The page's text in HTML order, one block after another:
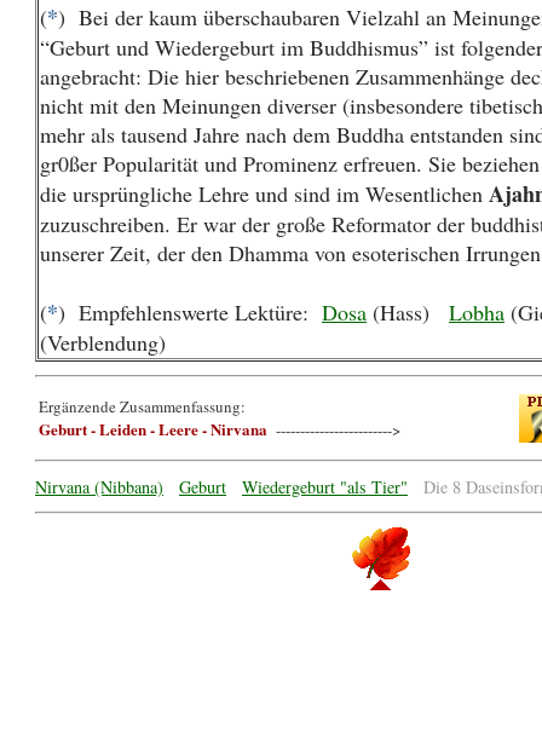
(*) Bei der kaum überschaubaren Vielzahl an
“Geburt und Wiedergeburt im Buddhismus” ist
angebracht: Die hier beschriebenen Zusammenhänge
nicht mit den Meinungen diverser (insbesondere
mehr als tausend Jahre nach dem Buddha entstanden
gr0ßer Popularität und Prominenz erfreuen. Sie
die ursprüngliche Lehre und sind im Wesentlichen
zuzuschreiben. Er war der große Reformator der
unserer Zeit, der den Dhamma von esoterischen
(*) Empfehlenswerte Lektüre: Dosa (Hass) Lobha
(Verblendung)
Ergänzende Zusammenfassung:
Geburt - Leiden - Leere - Nirvana ------------------------>
Nirvana (Nibbana) Geburt Wiedergeburt "als Tier" Die 8